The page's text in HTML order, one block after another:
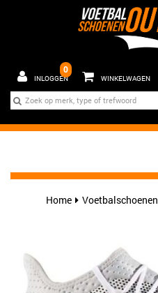
INLOGGEN
0
WINKELWAGEN
Home Voetbalschoenen